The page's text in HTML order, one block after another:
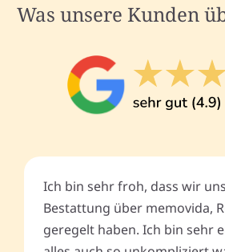
Was unsere Kunden
Ich bin sehr froh, dass wir
Bestattung über memovida,
geregelt haben. Ich bin sehr